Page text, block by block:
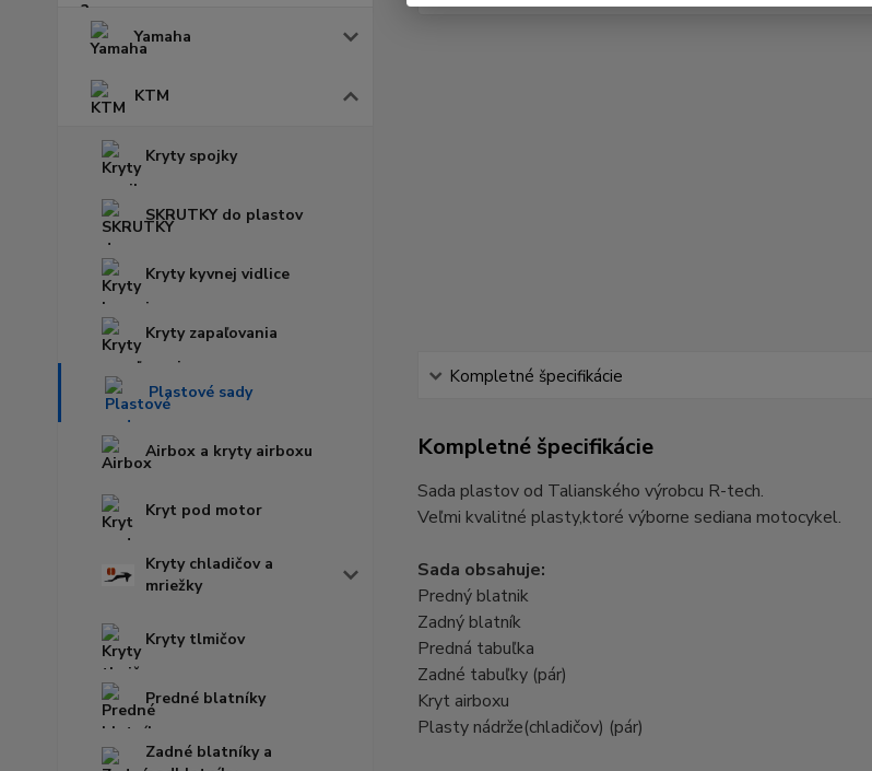
Yamaha
KTM
Kryty spojky
SKRUTKY do plastov
Kryty kyvnej vidlice
Kryty zapaľovania
Plastové sady
Airbox a kryty airboxu
Kryt pod motor
Kryty chladičov a
mriežky
Kryty tlmičov
Predné blatníky
Zadné blatníky a
Kompletné špecifikácie
Kompletné špecifikácie
Sada plastov od Talianského výrobcu R-tech.
Veľmi kvalitné plasty,ktoré výborne sediana motocykel.
Sada obsahuje:
Predný blatnik
Zadný blatník
Predná tabuľka
Zadné tabuľky (pár)
Kryt airboxu
Plasty nádrže(chladičov) (pár)